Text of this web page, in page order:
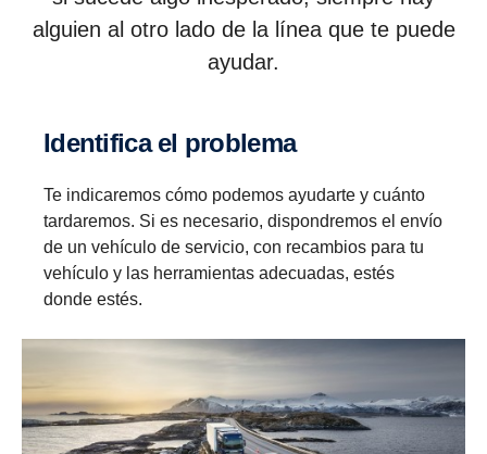
alguien al otro lado de la línea que te puede
ayudar.
Identi­fica el problema
Te indicaremos cómo podemos ayudarte y cuánto
tardaremos. Si es necesario, dispondremos el envío
de un vehículo de servicio, con recambios para tu
vehículo y las herramientas adecuadas, estés
donde estés.